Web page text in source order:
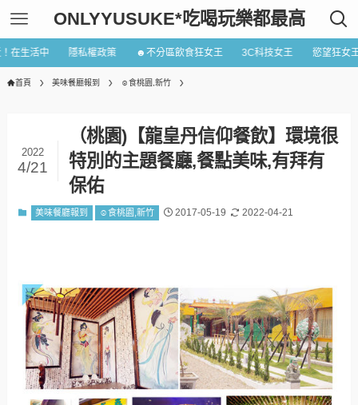
ONLYYUSUKE*吃喝玩樂都最高
在生活中 隱私權政策 ☻不分區飲食狂女王 3C科技女王 慾望狂女
首頁 美味餐廳報到 ☺食桃園,新竹
（桃園)【龍皇丹信仰餐飲】環境很
特別的主題餐廳,餐點美味,有拜有
保佑
2022
4/21
美味餐廳報到 ☺食桃園,新竹 2017-05-19 2022-04-21